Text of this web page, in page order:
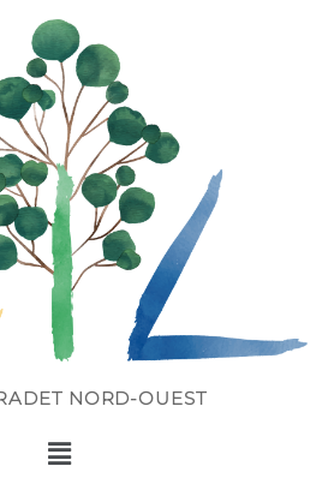
NORD-OUEST